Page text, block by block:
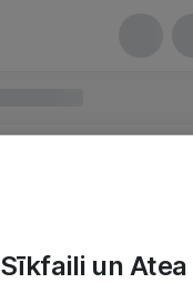
Sīkfaili un Atea